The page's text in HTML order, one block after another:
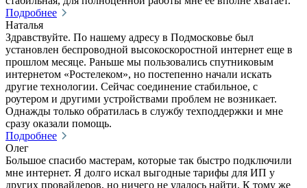
Подробнее
Наталья
Здравствуйте. По нашему адресу в Подмосковье был
установлен беспроводной высокоскоростной интернет еще в
прошлом месяце. Раньше мы пользовались спутниковым
интернетом «Ростелеком», но постепенно начали искать
другие технологии. Сейчас соединение стабильное, с
роутером и другими устройствами проблем не возникает.
Однажды только обратилась в службу техподдержки и мне
сразу оказали помощь.
Подробнее
Олег
Большое спасибо мастерам, которые так быстро подключили
мне интернет. Я долго искал выгодные тарифы для ИП у
других провайдеров, но ничего не удалось найти. К тому же